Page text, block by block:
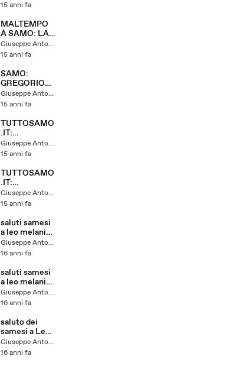
Samo Rc
15 anni fa
MALTEMPO
A SAMO: LA
SORGENTE
DI IRNA
Giuseppe Antonelli
15 anni fa
SAMO:
GREGORIO
BRUZZANITI
ABBANDONA
CONSIGLIO
Giuseppe Antonelli
15 anni fa
TUTTOSAMO
.IT:
COMM.DEFU
NTI PRIMO
MESE 2
Giuseppe Antonelli
15 anni fa
TUTTOSAMO
.IT:
COMM.DEFU
NTI PRIMO
MESE
Giuseppe Antonelli
15 anni fa
saluti samesi
a leo melania
in australia (
enzo)
Giuseppe Antonelli
16 anni fa
saluti samesi
a leo melania
in australia
Giuseppe Antonelli
16 anni fa
saluto dei
samesi a Leo
e Melania ( in
Australia) p19
Giuseppe Antonelli
16 anni fa